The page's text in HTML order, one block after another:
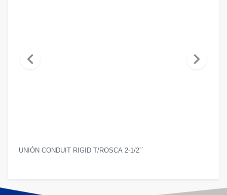
UNIÓN CONDUIT RIGID T/ROSCA 2-1/2´´
chevron_left chevron_right